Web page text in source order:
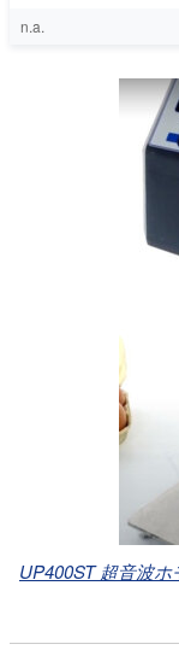
n.a.
UP400ST 超音波